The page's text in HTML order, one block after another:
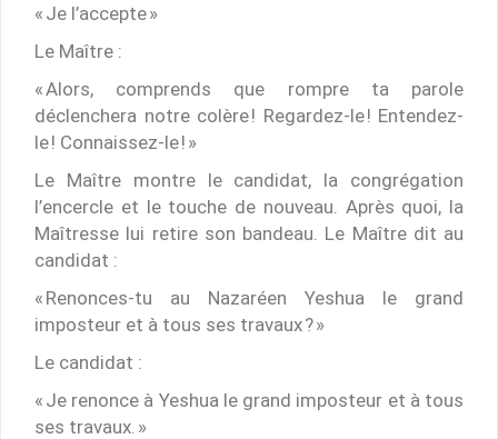
« Je l’accepte »
Le Maître :
« Alors, comprends que rompre ta parole
déclenchera notre colère ! Regardez-le ! Entendez-
le ! Connaissez-le ! »
Le Maître montre le candidat, la congrégation
l’encercle et le touche de nouveau. Après quoi, la
Maîtresse lui retire son bandeau. Le Maître dit au
candidat :
« Renonces-tu au Nazaréen Yeshua le grand
imposteur et à tous ses travaux ? »
Le candidat :
« Je renonce à Yeshua le grand imposteur et à tous
ses travaux. »